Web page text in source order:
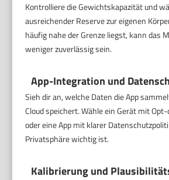
Kontrolliere die Gewichtskapazität und
ausreichender Reserve zur eigenen
häufig nahe der Grenze liegst, kann das
weniger zuverlässig sein.
App-Integration und
Sieh dir an, welche Daten die App
Cloud speichert. Wähle ein Gerät mit
oder eine App mit klarer
Privatsphäre wichtig ist.
Kalibrierung und